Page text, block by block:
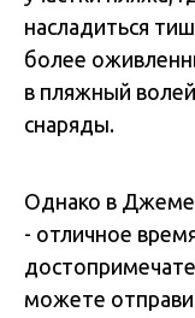
насладиться
более
в пляжный
снаряды.
Однако в
- отличное
можете